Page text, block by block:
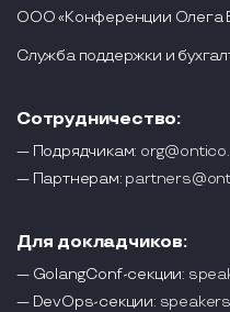
ООО «Конференции Олега
Служба поддержки и
Сотрудничество:
— Подрядчикам:
— Партнерам:
Для докладчиков:
— GolangConf-секции:
— DevOps-секции: